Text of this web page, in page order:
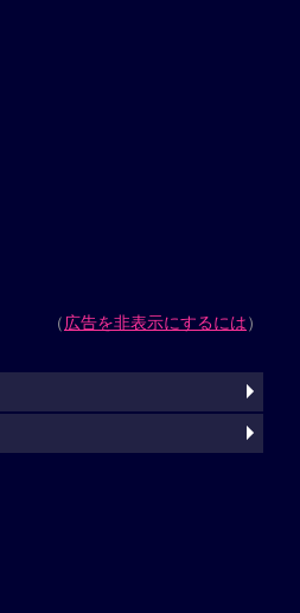
（広告を非表示にするには）